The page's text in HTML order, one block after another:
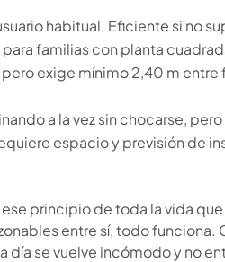
habitual. Eficiente si no
familias con planta
exige mínimo 2,40 m
a la vez sin chocarse,
espacio y previsión de
principio de toda la vida
entre sí, todo
día se vuelve incómodo y no